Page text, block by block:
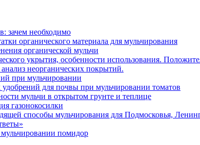
зачем необходимо
органического материала для мульчирования
органической мульчи
укрытия, особенности использования.
неорганических покрытий.
при мульчировании
для почвы при мульчировании томатов
мульчи в открытом грунте и теплице
газонокосилки
способы мульчирования для Подмосковья,
помидор